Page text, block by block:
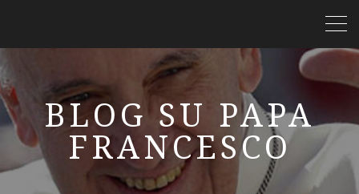
BLOG SU PAPA
FRANCESCO